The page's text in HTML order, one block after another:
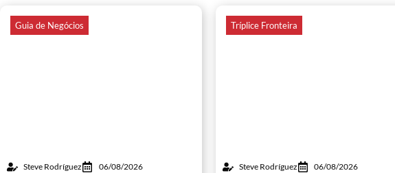
Guia de Negócios
Steve Rodríguez 06/08/2026
Tríplice Fronteira
Steve Rodríguez 06/08/2026